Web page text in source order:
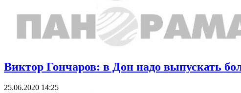
Виктор Гончаров: в Дон надо выпускать
25.06.2020 14:25